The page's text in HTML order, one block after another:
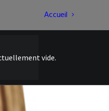
Accueil
vide.